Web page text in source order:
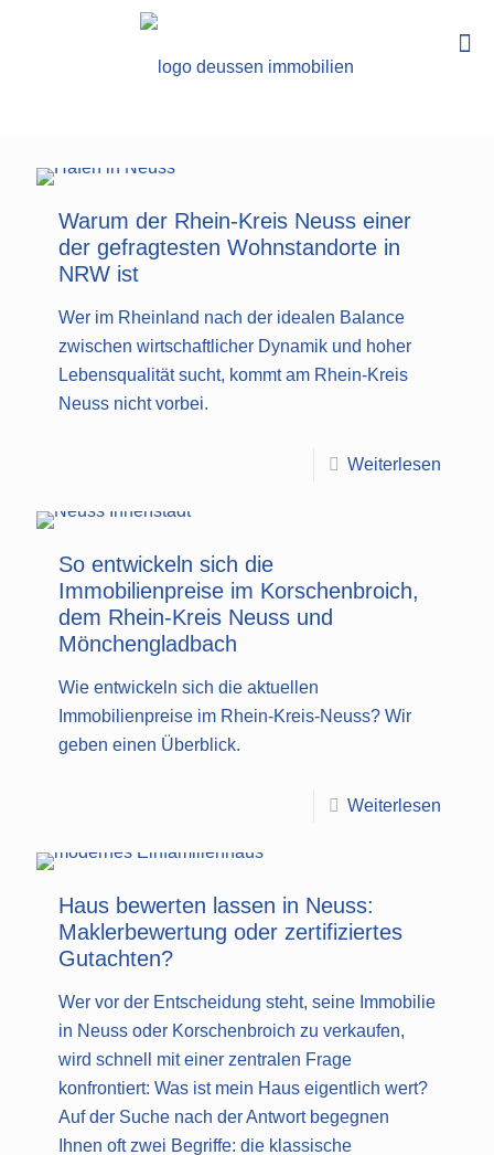
Warum der Rhein-Kreis Neuss einer
der gefragtesten Wohnstandorte in
NRW ist
Wer im Rheinland nach der idealen Balance
zwischen wirtschaftlicher Dynamik und hoher
Lebensqualität sucht, kommt am Rhein-Kreis
Neuss nicht vorbei.
Weiterlesen
So entwickeln sich die
Immobilienpreise im Korschenbroich,
dem Rhein-Kreis Neuss und
Mönchengladbach
Wie entwickeln sich die aktuellen
Immobilienpreise im Rhein-Kreis-Neuss? Wir
geben einen Überblick.
Weiterlesen
Haus bewerten lassen in Neuss:
Maklerbewertung oder zertifiziertes
Gutachten?
Wer vor der Entscheidung steht, seine Immobilie
in Neuss oder Korschenbroich zu verkaufen,
wird schnell mit einer zentralen Frage
konfrontiert: Was ist mein Haus eigentlich wert?
Auf der Suche nach der Antwort begegnen
Ihnen oft zwei Begriffe: die klassische